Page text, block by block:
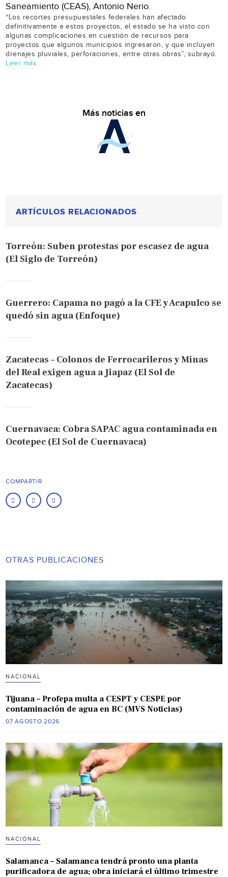
Saneamiento (CEAS), Antonio Nerio.
“Los recortes presupuestales federales han afectado
definitivamente a estos proyectos, el estado se ha visto con
algunas complicaciones en cuestión de recursos para
proyectos que algunos municipios ingresaron, y que incluyen
drenajes pluviales, perforaciones, entre otras obras”, subrayó.
Leer más
Más noticias en
ARTÍCULOS RELACIONADOS
Torreón: Suben protestas por escasez de agua
(El Siglo de Torreón)
Guerrero: Capama no pagó a la CFE y Acapulco se
quedó sin agua (Enfoque)
Zacatecas – Colonos de Ferrocarileros y Minas
del Real exigen agua a Jiapaz (El Sol de
Zacatecas)
Cuernavaca: Cobra SAPAC agua contaminada en
Ocotepec (El Sol de Cuernavaca)
COMPARTIR
OTRAS PUBLICACIONES
NACIONAL
Tijuana – Profepa multa a CESPT y CESPE por
contaminación de agua en BC (MVS Noticias)
07 AGOSTO 2026
NACIONAL
Salamanca – Salamanca tendrá pronto una planta
purificadora de agua; obra iniciará el último trimestre